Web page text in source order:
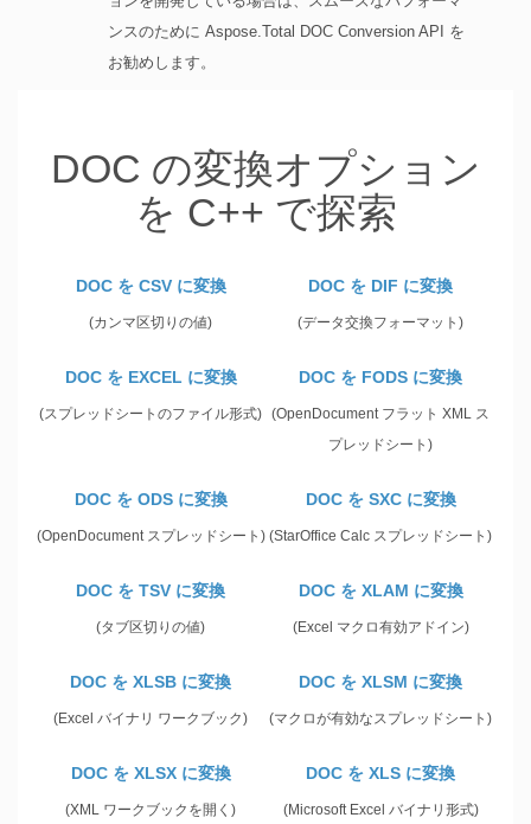
ンスのために Aspose.Total DOC Conversion API を
お勧めします。
DOC の変換オプション
を C++ で探索
DOC を CSV に変換
(カンマ区切りの値)
DOC を DIF に変換
(データ交換フォーマット)
DOC を EXCEL に変換
(スプレッドシートのファイル形式)
DOC を FODS に変換
(OpenDocument フラット XML ス
プレッドシート)
DOC を ODS に変換
(OpenDocument スプレッドシート)
DOC を SXC に変換
(StarOffice Calc スプレッドシート)
DOC を TSV に変換
(タブ区切りの値)
DOC を XLAM に変換
(Excel マクロ有効アドイン)
DOC を XLSB に変換
(Excel バイナリ ワークブック)
DOC を XLSM に変換
(マクロが有効なスプレッドシート)
DOC を XLSX に変換
(XML ワークブックを開く)
DOC を XLS に変換
(Microsoft Excel バイナリ形式)